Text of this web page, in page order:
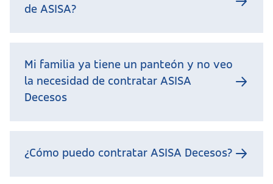
de ASISA?
Mi familia ya tiene un panteón y no veo
la necesidad de contratar ASISA
Decesos
¿Cómo puedo contratar ASISA Decesos?